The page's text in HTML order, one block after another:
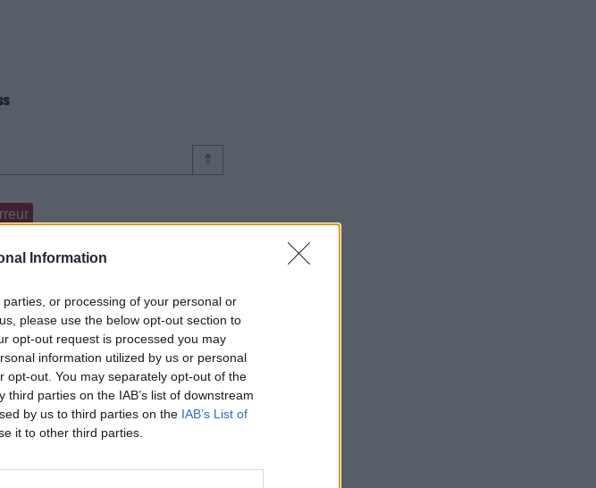
Information
or processing of your personal or
please use the below opt-out section to
opt-out request is processed you may
information utilized by us or personal
opt-out. You may separately opt-out of the
parties on the IAB’s list of downstream
by us to third parties on the IAB’s List of
it to other third parties.
⇑